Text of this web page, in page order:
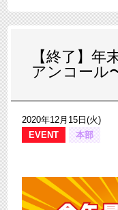
【終了】年
アンコール
2020年12月15日(火)
EVENT
本部